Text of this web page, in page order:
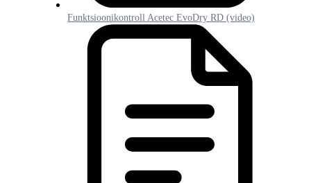
Funktsioonikontroll Acetec EvoDry RD (video)